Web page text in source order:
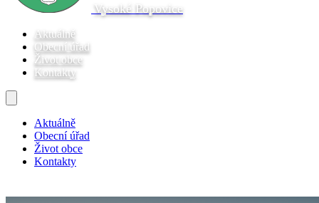
Vysoké Popovice
Aktuálně
Obecní úřad
Život obce
Kontakty
Aktuálně
Obecní úřad
Život obce
Kontakty